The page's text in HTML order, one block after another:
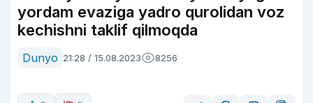
yordam evaziga yadro qurolidan voz
kechishni taklif qilmoqda
Dunyo 21:28 / 15.08.2023 8256